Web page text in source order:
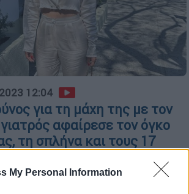
My Personal Information
12:04
για τη μάχη της με τον
αφαίρεσε τον όγκο
τη σπλήνα και τους 17
έκανε η ίδια στα social